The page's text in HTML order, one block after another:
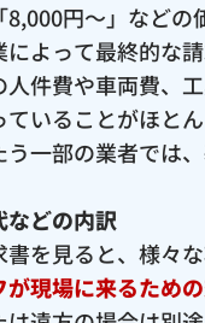
円〜」など
よって最終的な
件費や車両費、
いることがほとん
一部の業者では
などの内訳
を見ると、様々
現場に来るため